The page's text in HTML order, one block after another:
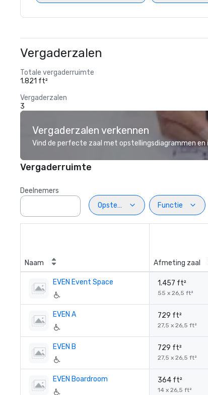
Vergaderzalen
Totale vergaderruimte
1.821 ft²
Vergaderzalen
3
Vergaderzalen verkennen
Vind de perfecte zaal met opstellingsdiagrammen
Vergaderruimte
Deelnemers
Opstelling
Functie
Naam Afmeting zaal
EVEN Event Space 1.457 ft²
55 x 26,5 ft²
EVEN A 729 ft²
27,5 x 26,5 ft²
EVEN B 729 ft²
27,5 x 26,5 ft²
EVEN Boardroom 364 ft²
14 x 26,5 ft²